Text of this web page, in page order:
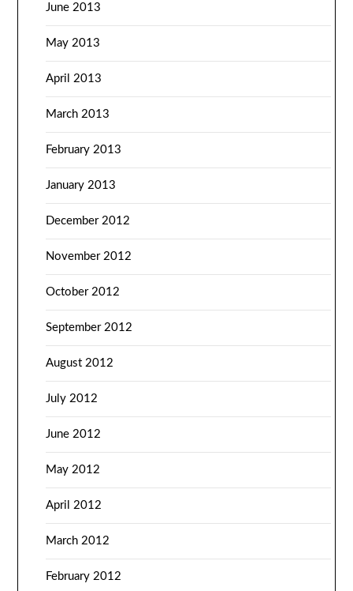
June 2013
May 2013
April 2013
March 2013
February 2013
January 2013
December 2012
November 2012
October 2012
September 2012
August 2012
July 2012
June 2012
May 2012
April 2012
March 2012
February 2012